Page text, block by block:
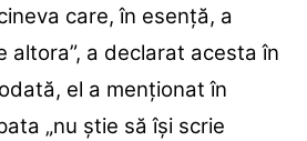
care, în esență, a
altora”, a declarat acesta în
el a menționat în
„nu știe să își scrie